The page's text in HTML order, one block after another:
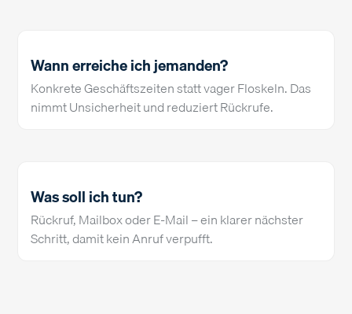
Wann erreiche ich jemanden?
Konkrete Geschäftszeiten statt vager Floskeln. Das
nimmt Unsicherheit und reduziert Rückrufe.
Was soll ich tun?
Rückruf, Mailbox oder E-Mail – ein klarer nächster
Schritt, damit kein Anruf verpufft.